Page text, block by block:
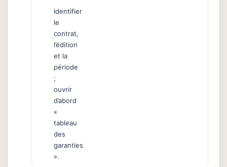
Identifier
le
contrat,
l’édition
et la
période
;
ouvrir
d’abord
«
tableau
des
garanties
».